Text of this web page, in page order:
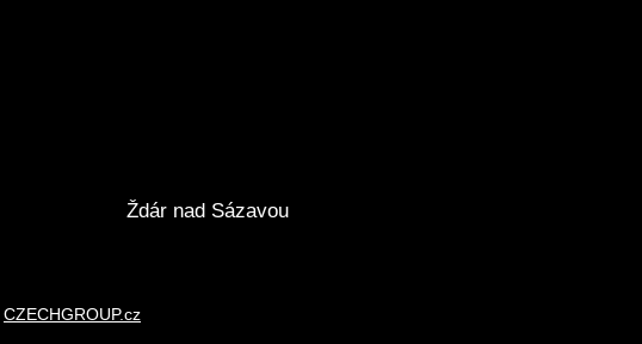
Ždár nad Sázavou
CZECHGROUP.cz